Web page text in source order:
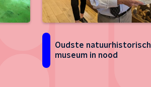
Oudste natuurhistorisch
museum in nood